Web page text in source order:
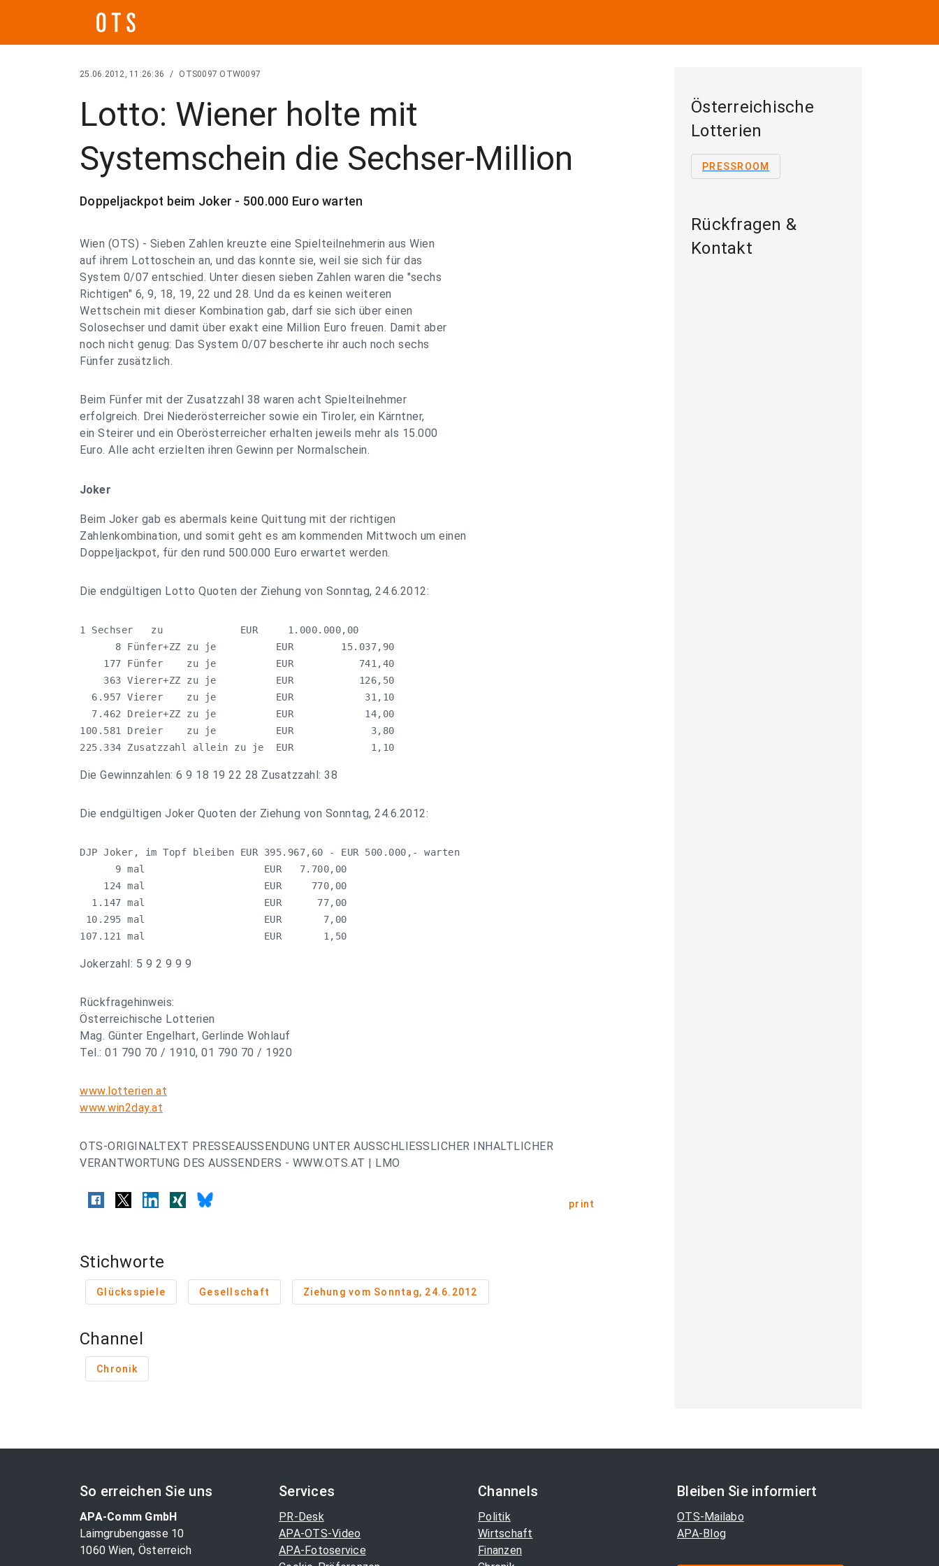
25.06.2012, 11:26:36 / OTS0097 OTW0097
Lotto: Wiener holte mit
Systemschein die Sechser-Million
Doppeljackpot beim Joker - 500.000 Euro warten
Wien (OTS) - Sieben Zahlen kreuzte eine Spielteilnehmerin aus Wien
auf ihrem Lottoschein an, und das konnte sie, weil sie sich für das
System 0/07 entschied. Unter diesen sieben Zahlen waren die "sechs
Richtigen" 6, 9, 18, 19, 22 und 28. Und da es keinen weiteren
Wettschein mit dieser Kombination gab, darf sie sich über einen
Solosechser und damit über exakt eine Million Euro freuen. Damit aber
noch nicht genug: Das System 0/07 bescherte ihr auch noch sechs
Fünfer zusätzlich.
Beim Fünfer mit der Zusatzzahl 38 waren acht Spielteilnehmer
erfolgreich. Drei Niederösterreicher sowie ein Tiroler, ein Kärntner,
ein Steirer und ein Oberösterreicher erhalten jeweils mehr als 15.000
Euro. Alle acht erzielten ihren Gewinn per Normalschein.
Joker
Beim Joker gab es abermals keine Quittung mit der richtigen
Zahlenkombination, und somit geht es am kommenden Mittwoch um einen
Doppeljackpot, für den rund 500.000 Euro erwartet werden.
Die endgültigen Lotto Quoten der Ziehung von Sonntag, 24.6.2012:
1 Sechser   zu             EUR     1.000.000,00
      8 Fünfer+ZZ zu je          EUR        15.037,90
    177 Fünfer    zu je          EUR           741,40
    363 Vierer+ZZ zu je          EUR           126,50
  6.957 Vierer    zu je          EUR            31,10
  7.462 Dreier+ZZ zu je          EUR            14,00
100.581 Dreier    zu je          EUR             3,80
225.334 Zusatzzahl allein zu je  EUR             1,10
Die Gewinnzahlen: 6 9 18 19 22 28 Zusatzzahl: 38
Die endgültigen Joker Quoten der Ziehung von Sonntag, 24.6.2012:
DJP Joker, im Topf bleiben EUR 395.967,60 - EUR 500.000,- warten
      9 mal                    EUR   7.700,00
    124 mal                    EUR     770,00
  1.147 mal                    EUR      77,00
10.295 mal                    EUR       7,00
107.121 mal                    EUR       1,50
Jokerzahl: 5 9 2 9 9 9
Rückfragehinweis:
Österreichische Lotterien
Mag. Günter Engelhart, Gerlinde Wohlauf
Tel.: 01 790 70 / 1910, 01 790 70 / 1920
www.lotterien.at
www.win2day.at
OTS-ORIGINALTEXT PRESSEAUSSENDUNG UNTER AUSSCHLIESSLICHER INHALTLICHER
VERANTWORTUNG DES AUSSENDERS - WWW.OTS.AT | LMO
print
Stichworte
Glücksspiele Gesellschaft Ziehung vom Sonntag, 24.6.2012
Channel
Chronik
Österreichische
Lotterien
PRESSROOM
Rückfragen &
Kontakt
So erreichen Sie uns
APA-Comm GmbH
Laimgrubengasse 10
1060 Wien, Österreich
Services
PR-Desk
APA-OTS-Video
APA-Fotoservice
Channels
Politik
Wirtschaft
Finanzen
Bleiben Sie informiert
OTS-Mailabo
APA-Blog